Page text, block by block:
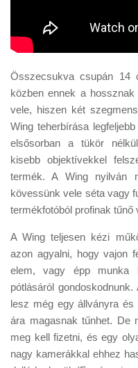
Összecsukva csupán 14
közben ennek a
vele, hiszen két
Wing teherbírása
elsősorban a tükör
kisebb objektívekkel
termék. A Wing nyilván
kövessünk vele séta vagy
termékfotóból profinak tűnő
A Wing teljesen kézi
azon agyalni, hogy vajon
elem, vagy épp munka
pótlásáról
lesz még egy állványra
ára magasnak tűnhet. De
meg kell fizetni, és egy
nagy kamerákkal ehhez